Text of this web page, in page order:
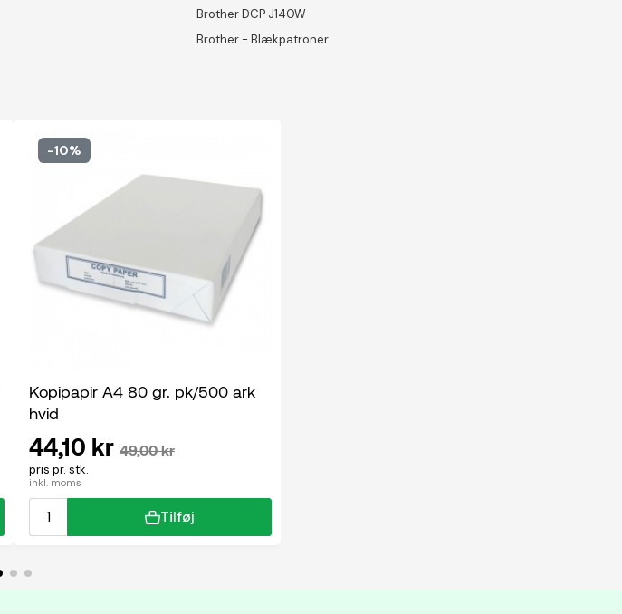
Brother DCP J140W
Brother - Blækpatroner
-10%
Kopipapir A4 80 gr. pk/500 ark
hvid
pris pr. stk.
inkl. moms
44,10 kr 49,00 kr
Tilføj